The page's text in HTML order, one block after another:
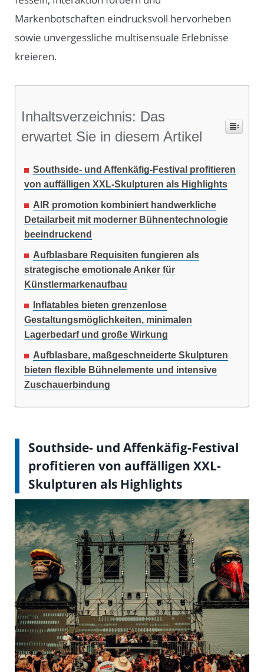
Markenbotschaften eindrucksvoll hervorheben
sowie unvergessliche multisensuale Erlebnisse
kreieren.
Inhaltsverzeichnis: Das
erwartet Sie in diesem Artikel
Southside- und Affenkäfig-Festival profitieren
von auffälligen XXL-Skulpturen als Highlights
AIR promotion kombiniert handwerkliche
Detailarbeit mit moderner Bühnentechnologie
beeindruckend
Aufblasbare Requisiten fungieren als
strategische emotionale Anker für
Künstlermarkenaufbau
Inflatables bieten grenzenlose
Gestaltungsmöglichkeiten, minimalen
Lagerbedarf und große Wirkung
Aufblasbare, maßgeschneiderte Skulpturen
bieten flexible Bühnelemente und intensive
Zuschauerbindung
Southside- und Affenkäfig-Festival
profitieren von auffälligen XXL-
Skulpturen als Highlights